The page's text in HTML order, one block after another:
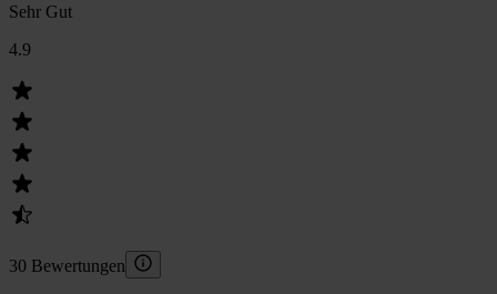
Sehr Gut
4.9
30 Bewertungen